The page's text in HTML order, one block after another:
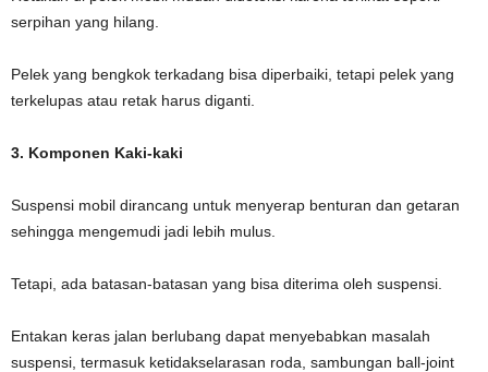
serpihan yang hilang.
Pelek yang bengkok terkadang bisa diperbaiki, tetapi pelek yang
terkelupas atau retak harus diganti.
3. Komponen Kaki-kaki
Suspensi mobil dirancang untuk menyerap benturan dan getaran
sehingga mengemudi jadi lebih mulus.
Tetapi, ada batasan-batasan yang bisa diterima oleh suspensi.
Entakan keras jalan berlubang dapat menyebabkan masalah
suspensi, termasuk ketidakselarasan roda, sambungan ball-joint